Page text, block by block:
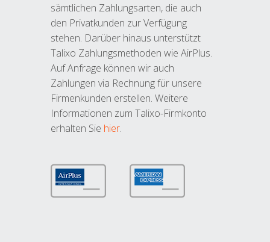
sämtlichen Zahlungsarten, die auch
den Privatkunden zur Verfügung
stehen. Darüber hinaus unterstützt
Talixo Zahlungsmethoden wie AirPlus.
Auf Anfrage können wir auch
Zahlungen via Rechnung für unsere
Firmenkunden erstellen. Weitere
Informationen zum Talixo-Firmkonto
erhalten Sie hier.